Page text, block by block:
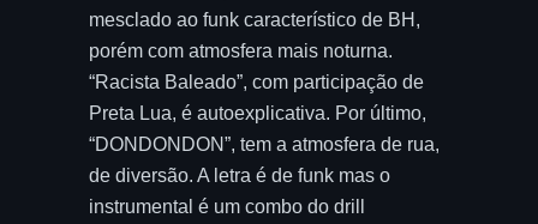
mesclado ao funk característico de BH,
porém com atmosfera mais noturna.
“Racista Baleado”, com participação de
Preta Lua, é autoexplicativa. Por último,
“DONDONDON”, tem a atmosfera de rua,
de diversão. A letra é de funk mas o
instrumental é um combo do drill